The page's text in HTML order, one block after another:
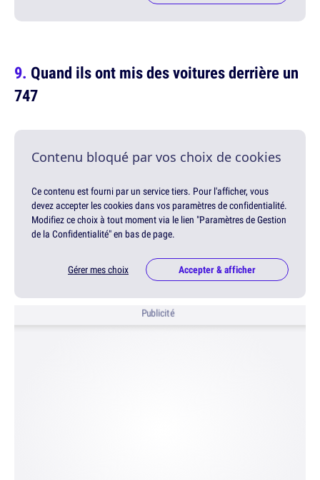
Quand ils ont mis des voitures derrière un
747
Contenu bloqué par vos choix de cookies
Ce contenu est fourni par un service tiers. Pour l'afficher, vous
devez accepter les cookies dans vos paramètres de confidentialité.
Modifiez ce choix à tout moment via le lien "Paramètres de Gestion
de la Confidentialité" en bas de page.
Gérer mes choix Accepter & afficher
Publicité